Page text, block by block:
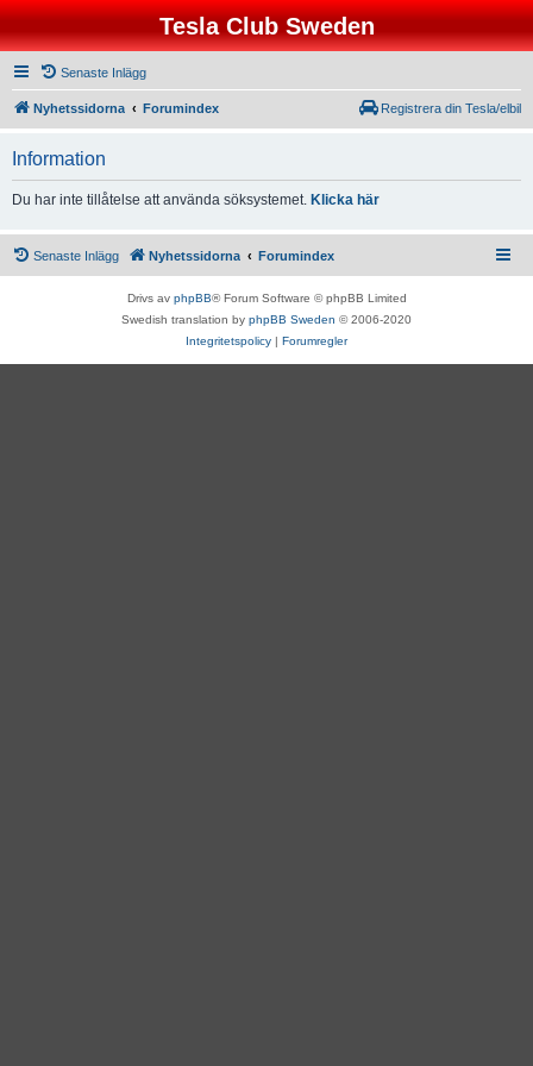
Tesla Club Sweden
Senaste Inlägg
Nyhetssidorna Forumindex Registrera din Tesla/elbil
Information
Du har inte tillåtelse att använda söksystemet. Klicka här
Senaste Inlägg Nyhetssidorna Forumindex
Drivs av phpBB® Forum Software © phpBB Limited
Swedish translation by phpBB Sweden © 2006-2020
Integritetspolicy | Forumregler